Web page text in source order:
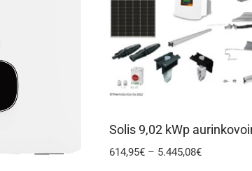
Solis 9,02 kWp
614,95€ – 5.445,08€